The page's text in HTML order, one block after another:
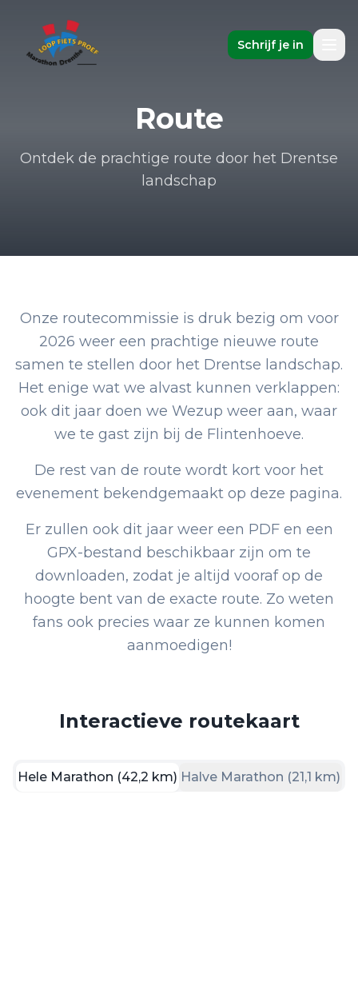
Schrijf je in
Route
Ontdek de prachtige route door het Drentse
landschap
Onze routecommissie is druk bezig om voor
2026 weer een prachtige nieuwe route
samen te stellen door het Drentse landschap.
Het enige wat we alvast kunnen verklappen:
ook dit jaar doen we Wezup weer aan, waar
we te gast zijn bij de Flintenhoeve.
De rest van de route wordt kort voor het
evenement bekendgemaakt op deze pagina.
Er zullen ook dit jaar weer een PDF en een
GPX-bestand beschikbaar zijn om te
downloaden, zodat je altijd vooraf op de
hoogte bent van de exacte route. Zo weten
fans ook precies waar ze kunnen komen
aanmoedigen!
Interactieve routekaart
Hele Marathon (42,2 km) Halve Marathon (21,1 km)